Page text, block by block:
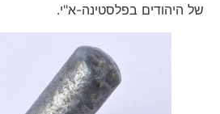
של היהודים בפלסטינה-א"י.